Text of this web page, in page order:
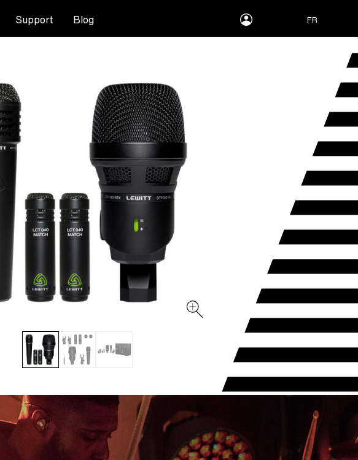
Support Blog myLEWITT
Account
FR